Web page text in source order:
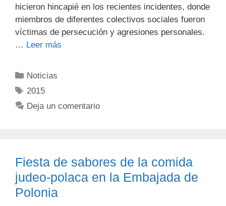
hicieron hincapié en los recientes incidentes, donde
miembros de diferentes colectivos sociales fueron
víctimas de persecución y agresiones personales.
… Leer más
Noticias
2015
Deja un comentario
Fiesta de sabores de la comida
judeo-polaca en la Embajada de
Polonia